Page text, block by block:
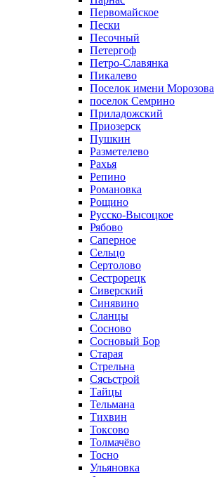
Первомайское
Пески
Песочный
Петергоф
Петро-Славянка
Пикалево
Поселок имени Морозова
поселок Семрино
Приладожский
Приозерск
Пушкин
Разметелево
Рахья
Репино
Романовка
Рощино
Русско-Высоцкое
Рябово
Саперное
Сельцо
Сертолово
Сестрорецк
Сиверский
Синявино
Сланцы
Сосново
Сосновый Бор
Старая
Стрельна
Сясьстрой
Тайцы
Тельмана
Тихвин
Токсово
Толмачёво
Тосно
Ульяновка